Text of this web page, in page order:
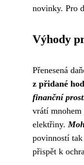
novinky. Pro
Výhody
Přenesená
z přidané
finanční
vrátí
elektřiny.
povinností
přispět k